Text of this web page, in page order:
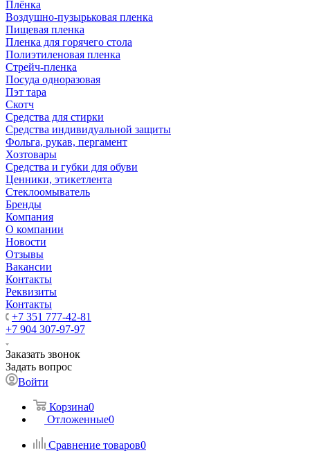
Плёнка
Воздушно-пузырьковая пленка
Пищевая пленка
Пленка для горячего стола
Полиэтиленовая пленка
Стрейч-пленка
Посуда одноразовая
Пэт тара
Скотч
Средства для стирки
Средства индивидуальной защиты
Фольга, рукав, пергамент
Хозтовары
Средства и губки для обуви
Ценники, этикетлента
Стеклоомыватель
Бренды
Компания
О компании
Новости
Отзывы
Вакансии
Контакты
Реквизиты
Контакты
+7 351 777-42-81
+7 904 307-97-97
Заказать звонок
Задать вопрос
Войти
Корзина0
Отложенные0
Сравнение товаров0